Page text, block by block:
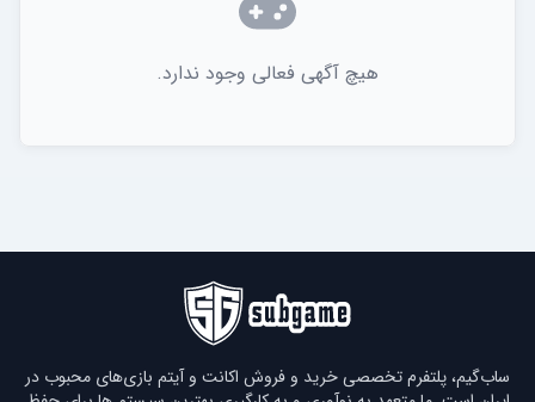
هیچ آگهی فعالی وجود ندارد.
ساب‌گیم، پلتفرم تخصصی خرید و فروش اکانت و آیتم بازی‌های محبوب در